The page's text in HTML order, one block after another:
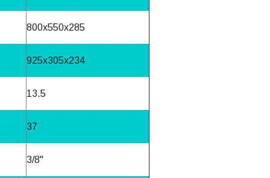
800x550x285
925x305x234
13.5
37
3/8"